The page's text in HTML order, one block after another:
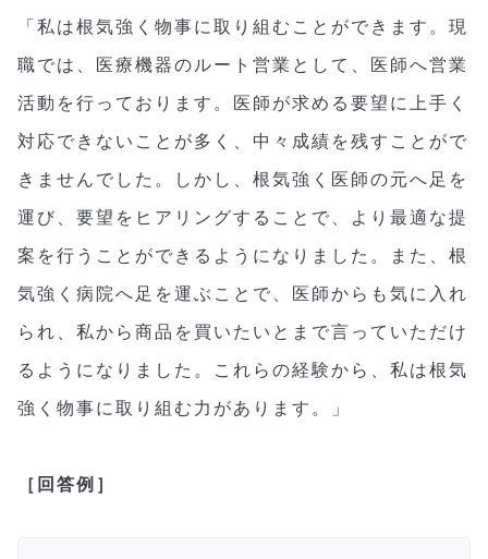
「私は根気強く物事に取り組むことができます。現
職では、医療機器のルート営業として、医師へ営業
活動を行っております。医師が求める要望に上手く
対応できないことが多く、中々成績を残すことがで
きませんでした。しかし、根気強く医師の元へ足を
運び、要望をヒアリングすることで、より最適な提
案を行うことができるようになりました。また、根
気強く病院へ足を運ぶことで、医師からも気に入れ
られ、私から商品を買いたいとまで言っていただけ
るようになりました。これらの経験から、私は根気
強く物事に取り組む力があります。」
［回答例］